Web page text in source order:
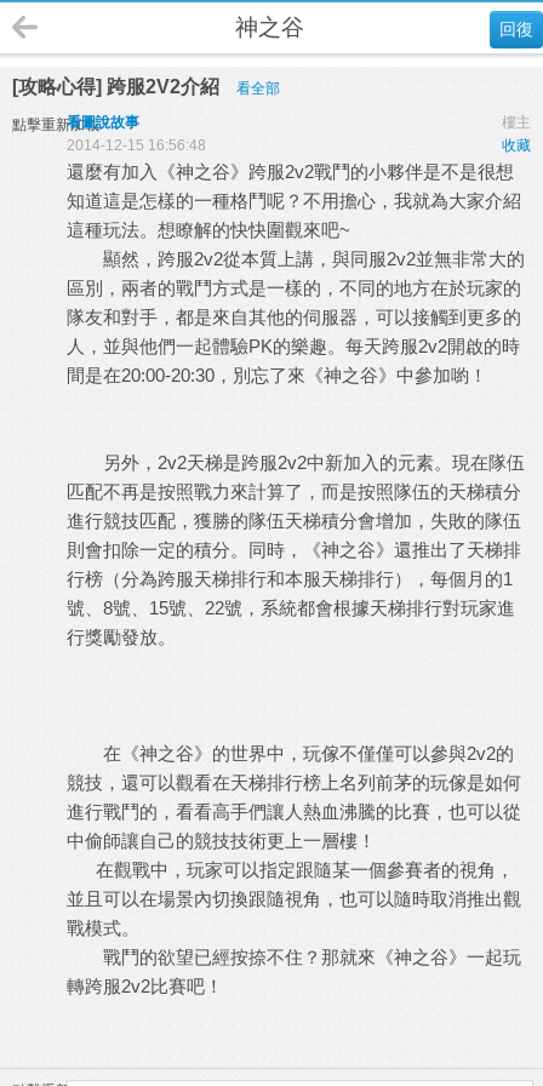
回復
神之谷
[攻略心得] 跨服2V2介紹 看全部
點擊重新加載 樓主
看圖說故事
收藏
2014-12-15 16:56:48
還麼有加入《神之谷》跨服2v2戰鬥的小夥伴是不是很想
知道這是怎樣的一種格鬥呢？不用擔心，我就為大家介紹
這種玩法。想瞭解的快快圍觀來吧~
顯然，跨服2v2從本質上講，與同服2v2並無非常大的
區別，兩者的戰鬥方式是一樣的，不同的地方在於玩家的
隊友和對手，都是來自其他的伺服器，可以接觸到更多的
人，並與他們一起體驗PK的樂趣。每天跨服2v2開啟的時
間是在20:00-20:30，別忘了來《神之谷》中參加喲！
另外，2v2天梯是跨服2v2中新加入的元素。現在隊伍
匹配不再是按照戰力來計算了，而是按照隊伍的天梯積分
進行競技匹配，獲勝的隊伍天梯積分會增加，失敗的隊伍
則會扣除一定的積分。同時，《神之谷》還推出了天梯排
行榜（分為跨服天梯排行和本服天梯排行），每個月的1
號、8號、15號、22號，系統都會根據天梯排行對玩家進
行獎勵發放。
在《神之谷》的世界中，玩傢不僅僅可以參與2v2的
競技，還可以觀看在天梯排行榜上名列前茅的玩傢是如何
進行戰鬥的，看看高手們讓人熱血沸騰的比賽，也可以從
中偷師讓自己的競技技術更上一層樓！
在觀戰中，玩家可以指定跟隨某一個參賽者的視角，
並且可以在場景內切換跟隨視角，也可以隨時取消推出觀
戰模式。
戰鬥的欲望已經按捺不住？那就來《神之谷》一起玩
轉跨服2v2比賽吧！